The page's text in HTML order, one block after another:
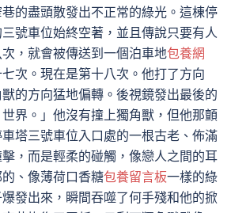
的盡頭散發出不正常的綠光。這棟停
號車位始終空著，並且傳說只要有人
，就會被傳送到一個泊車地包養網
次。現在是第十八次。他打了方向
的方向猛地偏轉。後視鏡發出最後的
界。」他沒有撞上獨角獸，但他那顫
塔三號車位入口處的一根古老、佈滿
，而是輕柔的碰觸，像戀人之間的耳
、像薄荷口香糖包養留言板一樣的綠
發出來，瞬間吞噬了何手殘和他的掀